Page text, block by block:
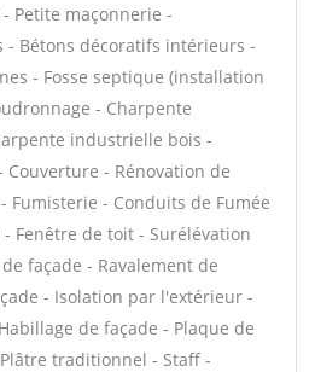
Petite maçonnerie -
- Bétons décoratifs intérieurs -
- Fosse septique (installation
- Charpente
industrielle bois -
- Rénovation de
Fumisterie - Conduits de Fumée
Fenêtre de toit - Surélévation
façade - Ravalement de
- Isolation par l'extérieur -
de façade - Plaque de
traditionnel - Staff -